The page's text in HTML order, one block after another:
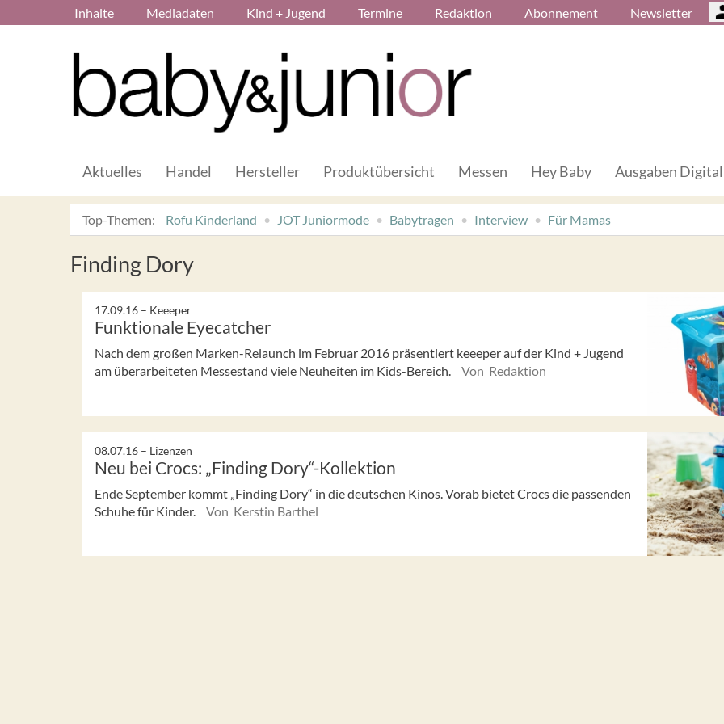
Inhalte Mediadaten Kind + Jugend Termine Redaktion Abonnement Newsletter
Aktuelles Handel Hersteller Produktübersicht Messen Hey Baby Ausgaben Digital
Top-Themen: Rofu Kinderland JOT Juniormode Babytragen Interview Für Mamas
Finding Dory
17.09.16 – Keeeper
Funktionale Eyecatcher
Nach dem großen Marken-Relaunch im Februar 2016 präsentiert keeeper auf der Kind + Jugend
am überarbeiteten Messestand viele Neuheiten im Kids-Bereich.
Von Redaktion
08.07.16 – Lizenzen
Neu bei Crocs: „Finding Dory“-Kollektion
Ende September kommt „Finding Dory“ in die deutschen Kinos. Vorab bietet Crocs die passenden
Schuhe für Kinder.
Von Kerstin Barthel